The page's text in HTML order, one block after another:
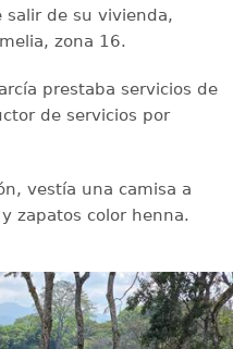
salir de su vivienda,
zona 16.
prestaba servicios de
de servicios por
vestía una camisa a
zapatos color henna.